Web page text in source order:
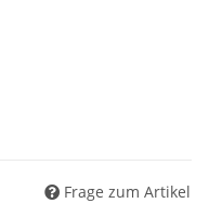
Frage zum Artikel